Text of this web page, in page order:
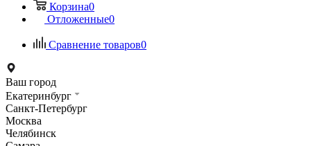
Корзина0
Отложенные0
Сравнение товаров0
Ваш город
Екатеринбург
Санкт-Петербург
Москва
Челябинск